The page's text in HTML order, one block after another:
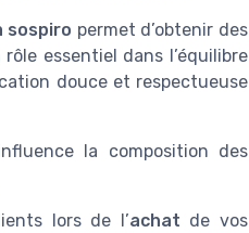
sospiro permet d’obtenir des
essentiel dans l’équilibre
douce et respectueuse
la composition des
lors de l’achat de vos